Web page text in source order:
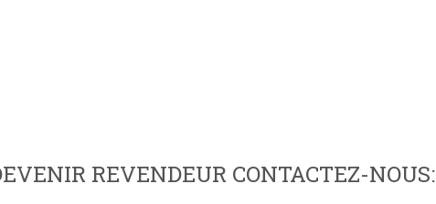
REVENDEUR CONTACTEZ-NOUS: